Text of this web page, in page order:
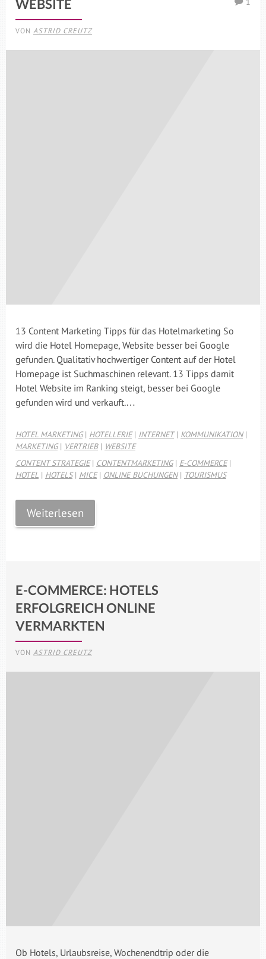
WEBSITE
VON ASTRID CREUTZ
13 Content Marketing Tipps für das Hotelmarketing So
wird die Hotel Homepage, Website besser bei Google
gefunden. Qualitativ hochwertiger Content auf der Hotel
Homepage ist Suchmaschinen relevant. 13 Tipps damit
Hotel Website im Ranking steigt, besser bei Google
gefunden wird und verkauft.…
HOTEL MARKETING| HOTELLERIE| INTERNET| KOMMUNIKATION|
MARKETING| VERTRIEB| WEBSITE
CONTENT STRATEGIE| CONTENTMARKETING| E-COMMERCE|
HOTEL | HOTELS| MICE| ONLINE BUCHUNGEN| TOURISMUS
Weiterlesen
E-COMMERCE: HOTELS
ERFOLGREICH ONLINE
VERMARKTEN
VON ASTRID CREUTZ
Ob Hotels, Urlaubsreise, Wochenendtrip oder die